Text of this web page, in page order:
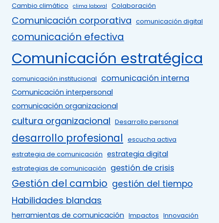
Cambio climático clima laboral Colaboración
Comunicación corporativa comunicación digital
comunicación efectiva
Comunicación estratégica
comunicación institucional comunicación interna
Comunicación interpersonal
comunicación organizacional
cultura organizacional Desarrollo personal
desarrollo profesional escucha activa
estrategia de comunicación estrategia digital
estrategias de comunicación gestión de crisis
Gestión del cambio gestión del tiempo
Habilidades blandas
herramientas de comunicación Impactos Innovación